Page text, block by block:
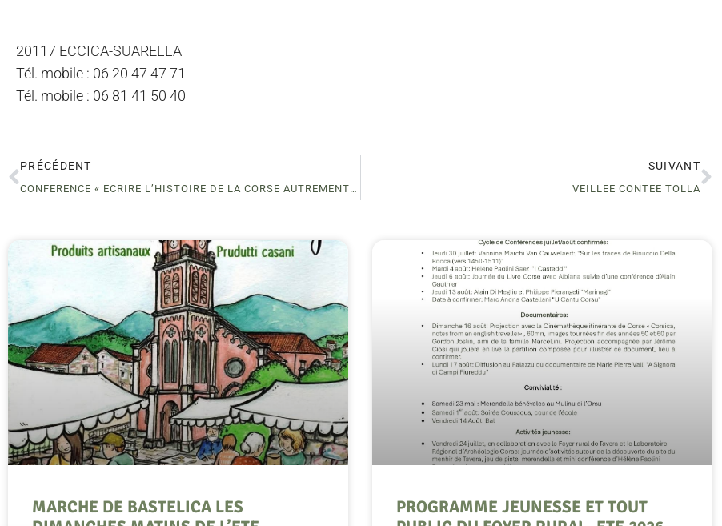
20117 ECCICA-SUARELLA
Tél. mobile : 06 20 47 47 71
Tél. mobile : 06 81 41 50 40
PRÉCÉDENT
CONFERENCE « ECRIRE L’HISTOIRE DE LA CORSE AUTREMENT » BOCOGNANO
SUIVANT
VEILLEE CONTEE TOLLA
MARCHE DE BASTELICA LES
PROGRAMME JEUNESSE ET TOUT